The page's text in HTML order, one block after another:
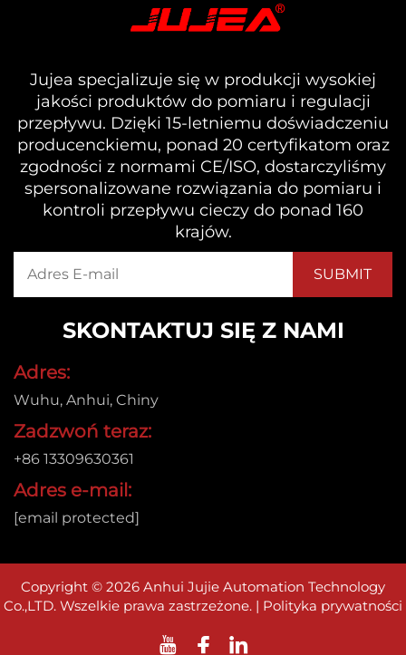
Jujea specjalizuje się w produkcji wysokiej
jakości produktów do pomiaru i regulacji
przepływu. Dzięki 15-letniemu doświadczeniu
producenckiemu, ponad 20 certyfikatom oraz
zgodności z normami CE/ISO, dostarczyliśmy
spersonalizowane rozwiązania do pomiaru i
kontroli przepływu cieczy do ponad 160
krajów.
SKONTAKTUJ SIĘ Z NAMI
Adres:
Wuhu, Anhui, Chiny
Zadzwoń teraz:
+86 13309630361
Adres e-mail:
[email protected]
Copyright © 2026 Anhui Jujie Automation Technology
Co.,LTD. Wszelkie prawa zastrzeżone. | Polityka prywatności